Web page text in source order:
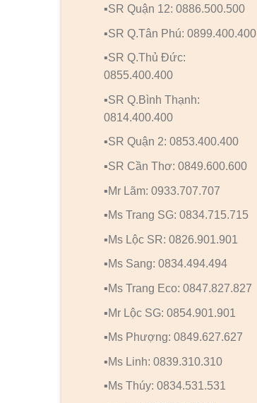
▪️SR Quận 12: 0886.500.500
▪️SR Q.Tân Phú: 0899.400.400
▪️SR Q.Thủ Đức:
0855.400.400
▪️SR Q.Bình Thạnh:
0814.400.400
▪️SR Quận 2: 0853.400.400
▪️SR Cần Thơ: 0849.600.600
▪️Mr Lãm: 0933.707.707
▪️Ms Trang SG: 0834.715.715
▪️Ms Lộc SR: 0826.901.901
▪️Ms Sang: 0834.494.494
▪️Ms Trang Eco: 0847.827.827
▪️Mr Lộc SG: 0854.901.901
▪️Ms Phượng: 0849.627.627
▪️Ms Linh: 0839.310.310
▪️Ms Thúy: 0834.531.531